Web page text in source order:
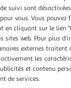
suivi sont
vous. Vous
cliquant sur le lien
web. Pour plus
externes traitent
les
et contenu
de services.